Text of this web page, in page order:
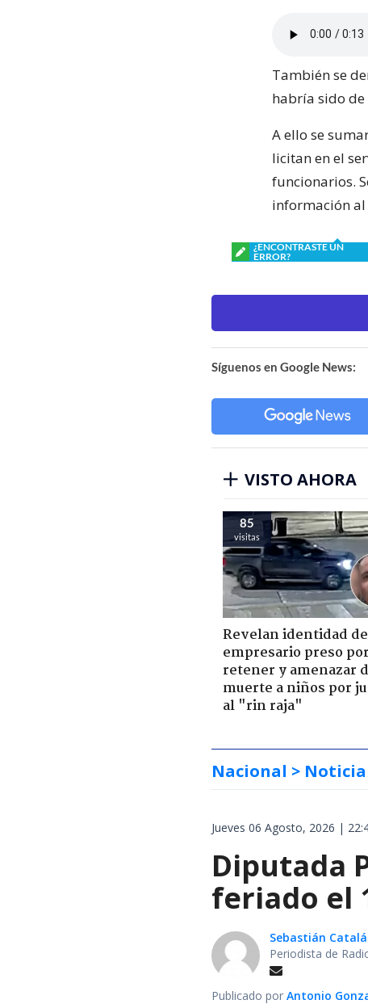
También se
habría sido
A ello se
licitan en el
funcionarios.
información al
¿ENCONTRASTE UN
ERROR?
Síguenos en Google News:
VISTO AHORA
85
visitas
Revelan identidad de
empresario preso por
retener y amenazar
muerte a niños por
al "rin raja"
Nacional > Noticia
Jueves 06 Agosto, 2026 |
Diputada
feriado el
Sebastián
Periodista de
Publicado por Antonio